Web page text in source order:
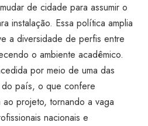
de cidade para assumir o
instalação. Essa política amplia
a diversidade de perfis entre
o ambiente acadêmico.
por meio de uma das
do país, o que confere
projeto, tornando a vaga
nacionais e